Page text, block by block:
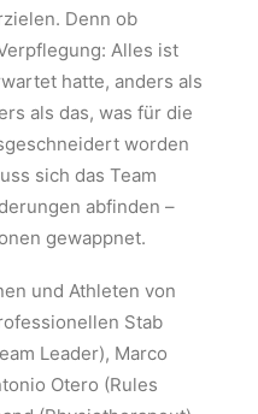
Denn ob
Alles ist
hatte, anders als
als das, was für die
worden
sich das Team
abfinden –
gewappnet.
und Athleten von
Stab
Leader), Marco
Otero (Rules